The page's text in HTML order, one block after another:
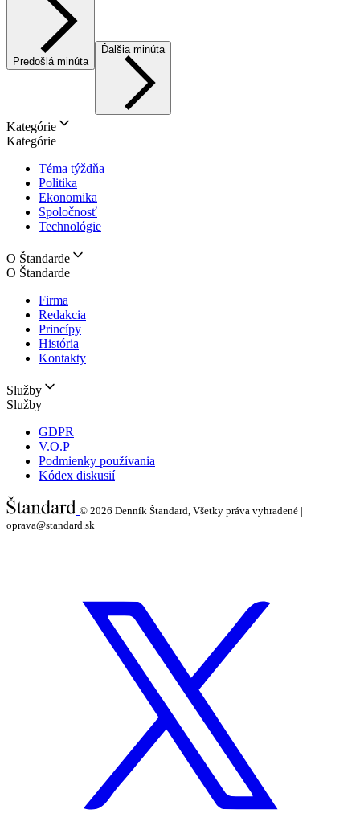
Predošlá minúta
Ďalšia minúta
Kategórie
Kategórie
Téma týždňa
Politika
Ekonomika
Spoločnosť
Technológie
O Štandarde
O Štandarde
Firma
Redakcia
Princípy
História
Kontakty
Služby
Služby
GDPR
V.O.P
Podmienky používania
Kódex diskusií
© 2026 Denník Štandard, Všetky práva vyhradené |
oprava@standard.sk